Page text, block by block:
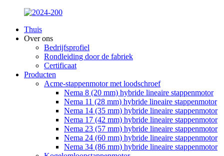
Thuis
Over ons
Bedrijfsprofiel
Rondleiding door de fabriek
Certificaat
Producten
Acme-stappenmotor met loodschroef
Nema 8 (20 mm) hybride lineaire stappenmotor
Nema 11 (28 mm) hybride lineaire stappenmotor
Nema 14 (35 mm) hybride lineaire stappenmotor
Nema 17 (42 mm) hybride lineaire stappenmotor
Nema 23 (57 mm) hybride lineaire stappenmotor
Nema 24 (60 mm) hybride lineaire stappenmotor
Nema 34 (86 mm) hybride lineaire stappenmotor